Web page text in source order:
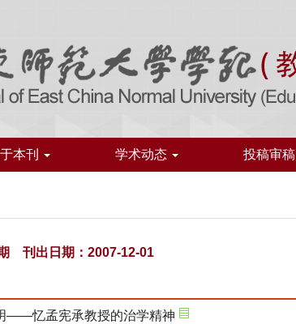
本刊 学术动态 投稿审稿
刊出日期：2007-12-01
——忆孟宪承教授的治学精神